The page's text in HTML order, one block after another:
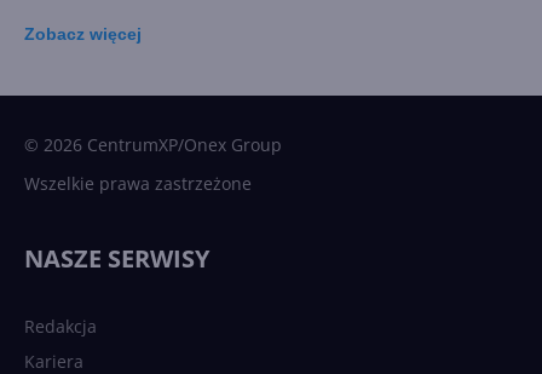
Zobacz więcej
© 2026 CentrumXP/Onex Group
Wszelkie prawa zastrzeżone
NASZE SERWISY
Redakcja
Kariera